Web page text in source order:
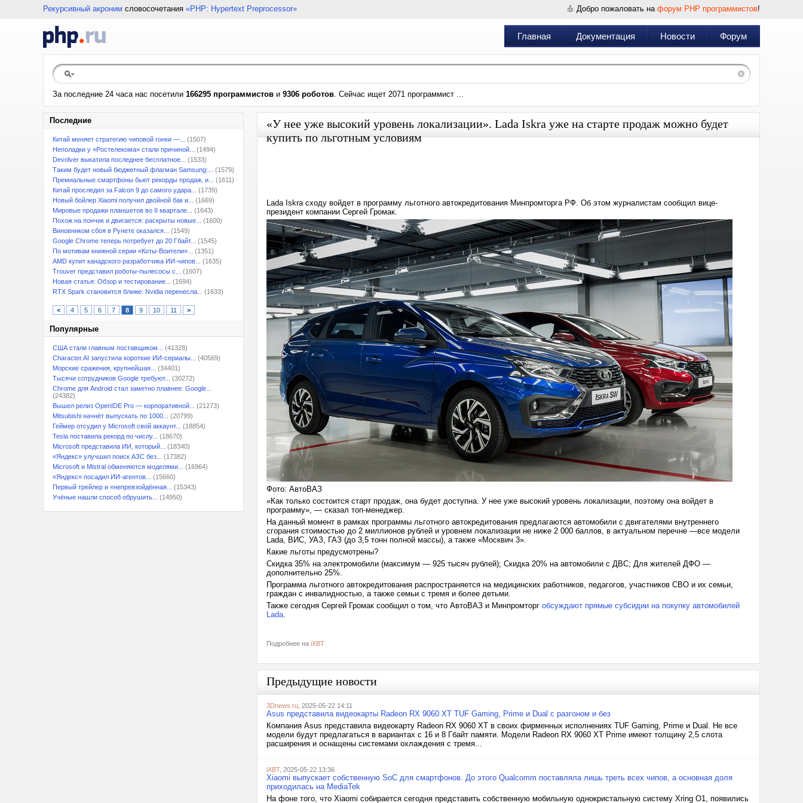
Рекурсивный акроним словосочетания «PHP: Hypertext Preprocessor» Добро пожаловать на форум PHP программистов!
Главная Документация Новости Форум
За последние 24 часа нас посетили 166295 программистов и 9306 роботов. Сейчас ищет 2071 программист ...
Последние
Китай меняет стратегию чиповой гонки —...
(1507)
Неполадки у «Ростелекома» стали причиной...
(1494)
Devolver выкатила последнее бесплатное...
(1533)
Таким будет новый бюджетный флагман Samsung:...
(1579)
Премиальные смартфоны бьют рекорды продаж, и...
(1611)
Китай проследил за Falcon 9 до самого удара...
(1739)
Новый бойлер Xiaomi получил двойной бак и...
(1669)
Мировые продажи планшетов во II квартале...
(1643)
Похож на пончик и двигается: раскрыты новые...
(1600)
Виновником сбоя в Рунете оказался...
(1549)
Google Chrome теперь потребует до 20 Гбайт...
(1545)
По мотивам книжной серии «Коты-Воители»...
(1351)
AMD купит канадского разработчика ИИ-чипов...
(1635)
Trouver представил роботы-пылесосы с...
(1607)
Новая статья: Обзор и тестирование...
(1694)
RTX Spark становится ближе: Nvidia перенесла...
(1633)
< 4 5 6 7 8 9 10 11 >
Популярные
США стали главным поставщиком...
(41328)
Character.AI запустила короткие ИИ-сериалы...
(40569)
Морские сражения, крупнейшая...
(34401)
Тысячи сотрудников Google требуют...
(30272)
Chrome для Android стал заметно плавнее: Google...
(24382)
Вышел релиз OpenIDE Pro — корпоративной...
(21273)
Mitsubishi начнёт выпускать по 1000...
(20799)
Геймер отсудил у Microsoft свой аккаунт...
(18854)
Tesla поставила рекорд по числу...
(18670)
Microsoft представила ИИ, который...
(18340)
«Яндекс» улучшил поиск АЗС без...
(17382)
Microsoft и Mistral обменяются моделями...
(16964)
«Яндекс» посадил ИИ-агентов...
(15660)
Первый трейлер и «непревзойдённая...
(15343)
Учёные нашли способ обрушить...
(14950)
«У нее уже высокий уровень локализации». Lada Iskra уже на старте продаж можно будет
купить по льготным условиям
Lada Iskra сходу войдет в программу льготного автокредитования Минпромторга РФ. Об этом журналистам сообщил вице-
президент компании Сергей Громак.
Фото: АвтоВАЗ
«Как только состоится старт продаж, она будет доступна. У нее уже высокий уровень локализации, поэтому она войдет в
программу», — сказал топ-менеджер.
На данный момент в рамках программы льготного автокредитования предлагаются автомобили с двигателями внутреннего
сгорания стоимостью до 2 миллионов рублей и уровнем локализации не ниже 2 000 баллов, в актуальном перечне —все модели
Lada, ВИС, УАЗ, ГАЗ (до 3,5 тонн полной массы), а также «Москвич 3».
Какие льготы предусмотрены?
Скидка 35% на электромобили (максимум — 925 тысяч рублей); Скидка 20% на автомобили с ДВС; Для жителей ДФО —
дополнительно 25%.
Программа льготного автокредитования распространяется на медицинских работников, педагогов, участников СВО и их семьи,
граждан с инвалидностью, а также семьи с тремя и более детьми.
Также сегодня Сергей Громак сообщил о том, что АвтоВАЗ и Минпромторг обсуждают прямые субсидии на покупку автомобилей
Lada.
Подробнее на iXBT
Предыдущие новости
3Dnews.ru , 2025-05-22 14:11
Asus представила видеокарты Radeon RX 9060 XT TUF Gaming, Prime и Dual с разгоном и без
Компания Asus представила видеокарту Radeon RX 9060 XT в своих фирменных исполнениях TUF Gaming, Prime и Dual. Не все
модели будут предлагаться в вариантах с 16 и 8 Гбайт памяти. Модели Radeon RX 9060 XT Prime имеют толщину 2,5 слота
расширения и оснащены системами охлаждения с тремя...
iXBT, 2025-05-22 13:36
Xiaomi выпускает собственную SoC для смартфонов. До этого Qualcomm поставляла лишь треть всех чипов, а основная доля
приходилась на MediaTek
На фоне того, что Xiaomi собирается сегодня представить собственную мобильную однокристальную систему Xring O1, появились